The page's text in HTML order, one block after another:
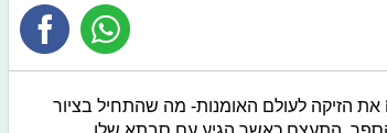
את הזיקה לעולם האומנות- מה שהתחיל בציור